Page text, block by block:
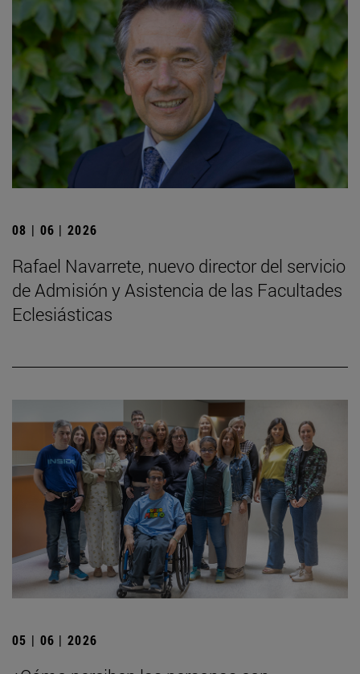
08 | 06 | 2026
Rafael Navarrete, nuevo director del servicio
de Admisión y Asistencia de las Facultades
Eclesiásticas
05 | 06 | 2026